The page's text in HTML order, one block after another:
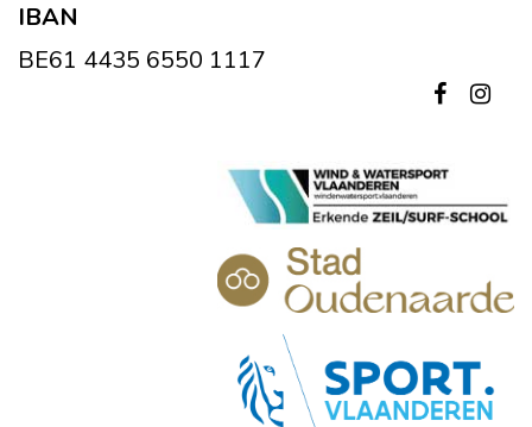
IBAN
BE61 4435 6550 1117